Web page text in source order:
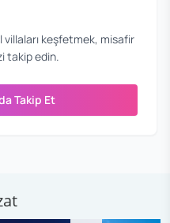
villaları keşfetmek, misafir
takip edin.
Takip Et